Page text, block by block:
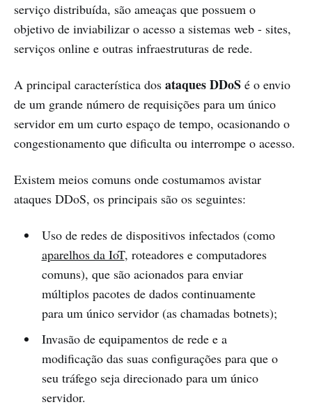
serviço distribuída, são ameaças que possuem o
objetivo de inviabilizar o acesso a sistemas web - sites,
serviços online e outras infraestruturas de rede.
A principal característica dos ataques DDoS é o envio
de um grande número de requisições para um único
servidor em um curto espaço de tempo, ocasionando o
congestionamento que dificulta ou interrompe o acesso.
Existem meios comuns onde costumamos avistar
ataques DDoS, os principais são os seguintes:
Uso de redes de dispositivos infectados (como
aparelhos da IoT, roteadores e computadores
comuns), que são acionados para enviar
múltiplos pacotes de dados continuamente
para um único servidor (as chamadas botnets);
Invasão de equipamentos de rede e a
modificação das suas configurações para que o
seu tráfego seja direcionado para um único
servidor.